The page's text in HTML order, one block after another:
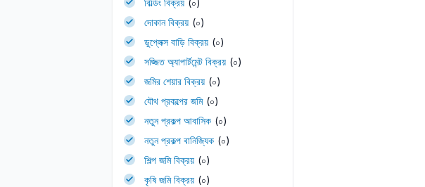
বিল্ডিং বিক্রয় (০)
দোকান বিক্রয় (০)
ডুপ্লেক্স বাড়ি বিক্রয় (০)
সজ্জিত অ্যাপার্টমেন্ট বিক্রয় (০)
জমির শেয়ার বিক্রয় (০)
যৌথ প্রকল্পের জমি (০)
নতুন প্রকল্প আবাসিক (০)
নতুন প্রকল্প বানিজ্যিক (০)
শিল্প জমি বিক্রয় (০)
কৃষি জমি বিক্রয় (০)